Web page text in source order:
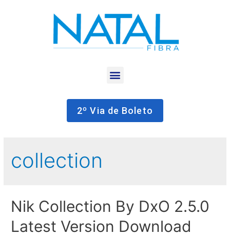
2º Via de Boleto
collection
Nik Collection By DxO 2.5.0
Latest Version Download